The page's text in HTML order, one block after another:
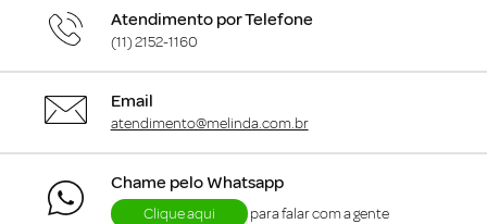
Atendimento por Telefone
(11) 2152-1160
Email
atendimento@melinda.com.br
Chame pelo Whatsapp
Clique aqui para falar com a gente